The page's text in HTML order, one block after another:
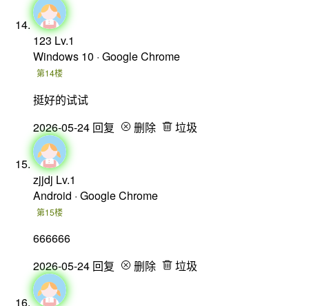
123 Lv.1
Windows 10 · Google Chrome
第14楼
挺好的试试
2026-05-24 回复 删除 垃圾
zjjdj Lv.1
Android · Google Chrome
第15楼
666666
2026-05-24 回复 删除 垃圾